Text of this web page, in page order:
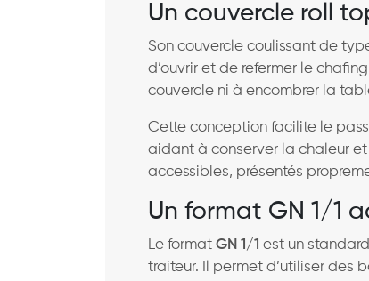
Un couvercle roll
Son couvercle coulissant de
d’ouvrir et de refermer le
couvercle ni à encombrer la
Cette conception facilite le
aidant à conserver la chaleur
accessibles, présentés
Un format GN 1/1
Le format GN 1/1 est un
traiteur. Il permet d’utiliser des